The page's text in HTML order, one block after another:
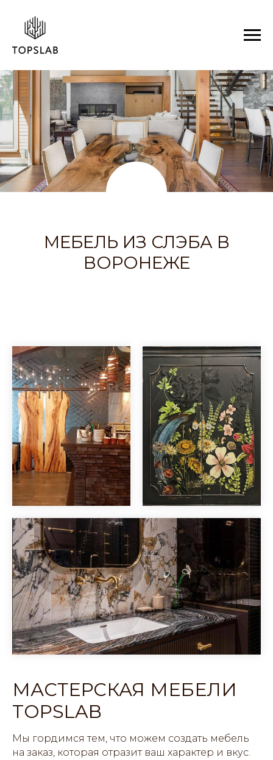
МЕБЕЛЬ ИЗ СЛЭБА В
ВОРОНЕЖЕ
МАСТЕРСКАЯ МЕБЕЛИ
TOPSLAB
Мы гордимся тем, что можем создать мебель
на заказ, которая отразит ваш характер и вкус.